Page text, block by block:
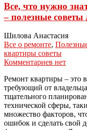
Все, что нужно
– полезные
Шилова Анастасия
Все о ремонте,
квартиры советы
Комментариев нет
Ремонт квартиры – это
требующий от
тщательного
технической сферы,
множество факторов,
ошибок и сделать свой